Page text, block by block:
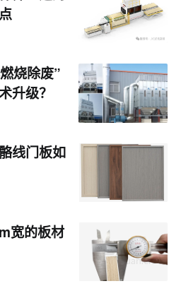
浅均匀，从根本上解决
均、擦色发花的问题。与
皮表面的平整度和一致
的实施提供了坚实的基
匀地渗透到木皮内部，
致的色差和花面问题。
点在于木皮砂光环节。
密度、软硬度差异，且
烧除废”
升级？
线门板如
宽的板材